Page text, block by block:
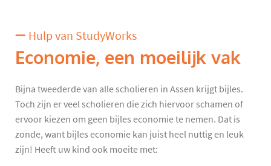
Hulp van StudyWorks
Economie, een moeilijk vak
Bijna tweederde van alle scholieren in Assen krijgt bijles.
Toch zijn er veel scholieren die zich hiervoor schamen of
ervoor kiezen om geen bijles economie te nemen. Dat is
zonde, want bijles economie kan juist heel nuttig en leuk
zijn! Heeft uw kind ook moeite met: